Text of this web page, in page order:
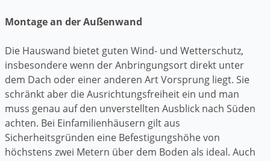
Montage an der Außenwand
Die Hauswand bietet guten Wind- und Wetterschutz,
insbesondere wenn der Anbringungsort direkt unter
dem Dach oder einer anderen Art Vorsprung liegt. Sie
schränkt aber die Ausrichtungsfreiheit ein und man
muss genau auf den unverstellten Ausblick nach Süden
achten. Bei Einfamilienhäusern gilt aus
Sicherheitsgründen eine Befestigungshöhe von
höchstens zwei Metern über dem Boden als ideal. Auch